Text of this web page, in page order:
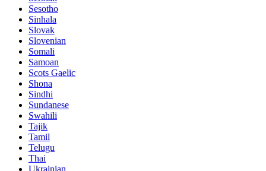
Sesotho
Sinhala
Slovak
Slovenian
Somali
Samoan
Scots Gaelic
Shona
Sindhi
Sundanese
Swahili
Tajik
Tamil
Telugu
Thai
Ukrainian